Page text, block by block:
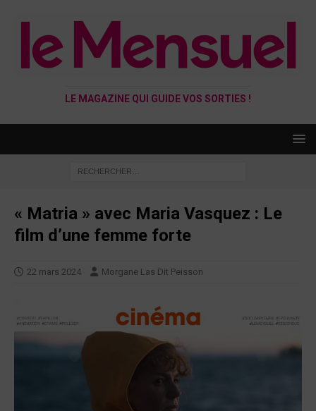
LE MAGAZINE QUI GUIDE VOS SORTIES !
« Matria » avec Maria Vasquez : Le
film d’une femme forte
22 mars 2024 Morgane Las Dit Peisson